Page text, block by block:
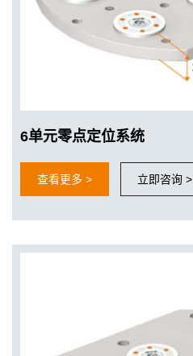
6单元零点定位系统
查看更多 > 立即咨询 >